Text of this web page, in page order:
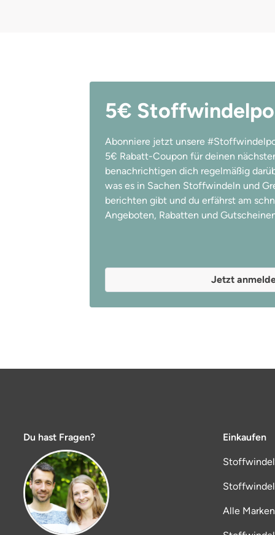
5€
Abonniere jetzt unsere
5€ Rabatt-Coupon für deinen
benachrichtigen dich regelmäßig
was es in Sachen Stoffwindeln und
berichten gibt und du erfährst am
Angeboten, Rabatten und
Jetzt
Du hast Fragen? Einkaufen
Alle